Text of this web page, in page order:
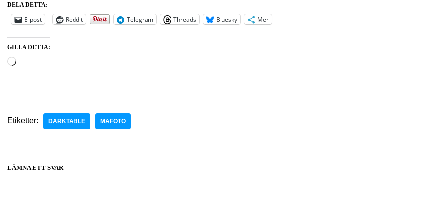
DELA DETTA:
E-post Reddit Telegram Threads Bluesky Mer
GILLA DETTA:
Etiketter: DARKTABLE MAFOTO
LÄMNA ETT SVAR